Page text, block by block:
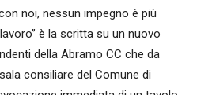
noi, nessun impegno è più
è la scritta su un nuovo
della Abramo CC che da
consiliare del Comune di